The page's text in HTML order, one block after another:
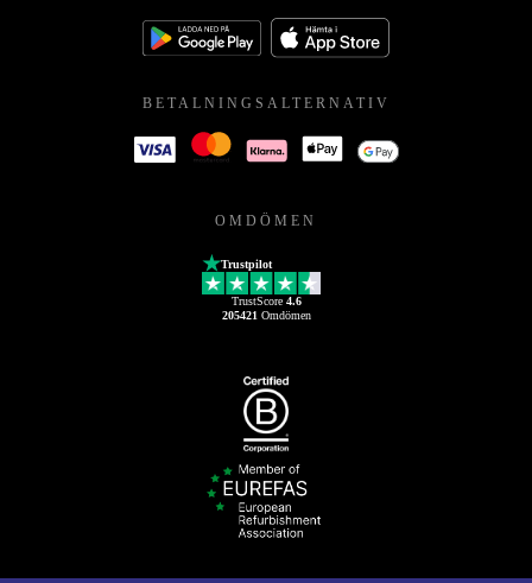
BETALNINGSALTERNATIV
OMDÖMEN
Trustpilot
TrustScore 4.6
205421 Omdömen